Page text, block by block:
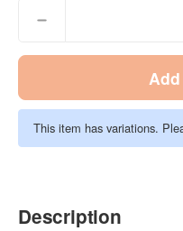
This item has variations.
Description